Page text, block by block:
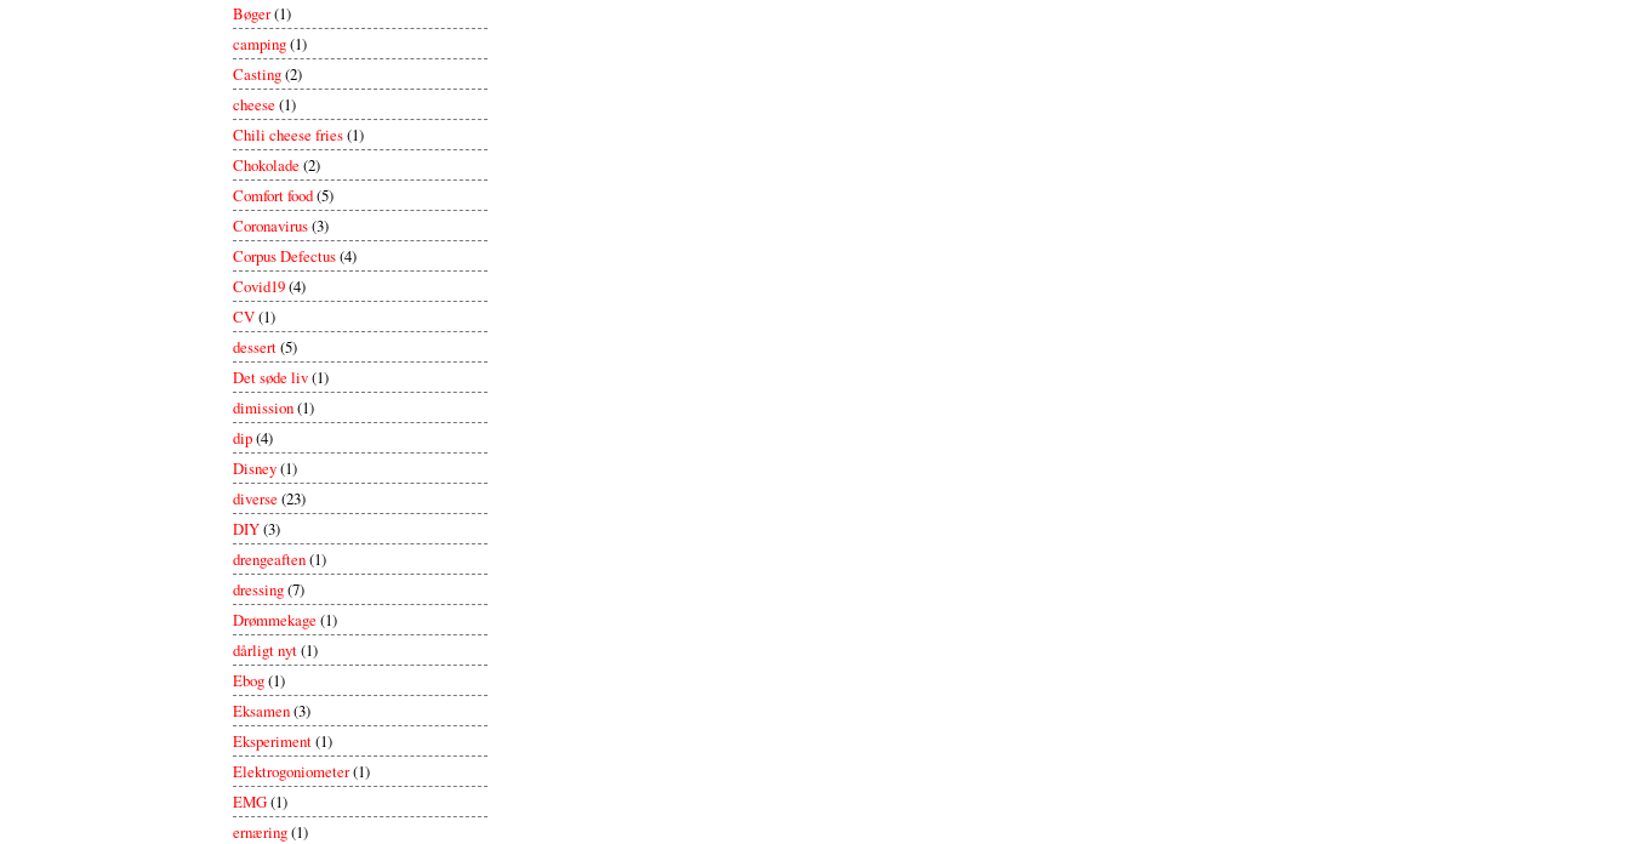
Bøger(1)
camping(1)
Casting(2)
cheese(1)
Chili cheese fries(1)
Chokolade(2)
Comfort food(5)
Coronavirus(3)
Corpus Defectus(4)
Covid19(4)
CV(1)
dessert(5)
Det søde liv(1)
dimission(1)
dip(4)
Disney(1)
diverse(23)
DIY(3)
drengeaften(1)
dressing(7)
Drømmekage(1)
dårligt nyt(1)
Ebog(1)
Eksamen(3)
Eksperiment(1)
Elektrogoniometer(1)
EMG(1)
ernæring(1)